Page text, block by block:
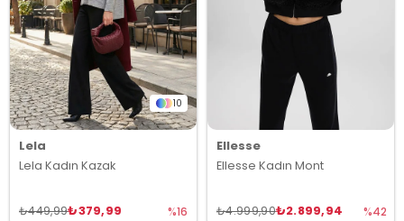
10
Lela
Lela Kadın Kazak
₺379,99
₺449,99 %16
Ellesse
Ellesse Kadın Mont
₺2.899,94
₺4.999,90 %42